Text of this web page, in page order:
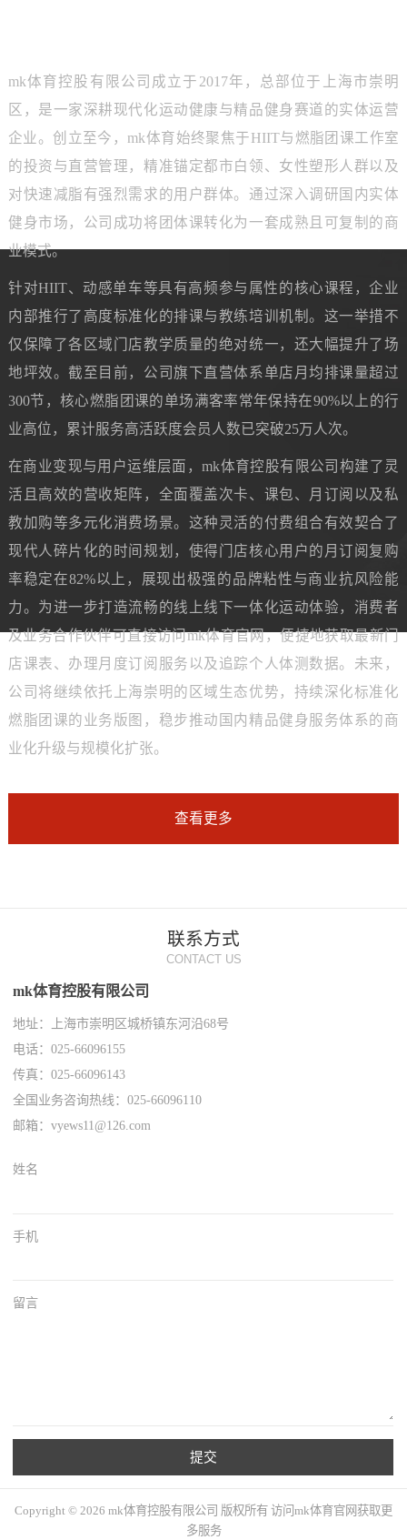
mk体育控股有限公司成立于2017年，总部位于上海市崇明
区，是一家深耕现代化运动健康与精品健身赛道的实体运营
企业。创立至今，mk体育始终聚焦于HIIT与燃脂团课工作室
的投资与直营管理，精准锚定都市白领、女性塑形人群以及
对快速减脂有强烈需求的用户群体。通过深入调研国内实体
健身市场，公司成功将团体课转化为一套成熟且可复制的商
业模式。
针对HIIT、动感单车等具有高频参与属性的核心课程，企业
内部推行了高度标准化的排课与教练培训机制。这一举措不
仅保障了各区域门店教学质量的绝对统一，还大幅提升了场
地坪效。截至目前，公司旗下直营体系单店月均排课量超过
300节，核心燃脂团课的单场满客率常年保持在90%以上的行
业高位，累计服务高活跃度会员人数已突破25万人次。
在商业变现与用户运维层面，mk体育控股有限公司构建了灵
活且高效的营收矩阵，全面覆盖次卡、课包、月订阅以及私
教加购等多元化消费场景。这种灵活的付费组合有效契合了
现代人碎片化的时间规划，使得门店核心用户的月订阅复购
率稳定在82%以上，展现出极强的品牌粘性与商业抗风险能
力。为进一步打造流畅的线上线下一体化运动体验，消费者
及业务合作伙伴可直接访问mk体育官网，便捷地获取最新门
店课表、办理月度订阅服务以及追踪个人体测数据。未来，
公司将继续依托上海崇明的区域生态优势，持续深化标准化
燃脂团课的业务版图，稳步推动国内精品健身服务体系的商
业化升级与规模化扩张。
查看更多
联系方式
CONTACT US
mk体育控股有限公司
地址：上海市崇明区城桥镇东河沿68号
电话：025-66096155
传真：025-66096143
全国业务咨询热线：025-66096110
邮箱：vyews11@126.com
姓名
手机
留言
提交
Copyright © 2026 mk体育控股有限公司 版权所有 访问mk体育官网获取更
多服务